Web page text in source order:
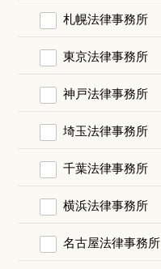
札幌法律事務所
東京法律事務所
神戸法律事務所
埼玉法律事務所
千葉法律事務所
横浜法律事務所
名古屋法律事務所